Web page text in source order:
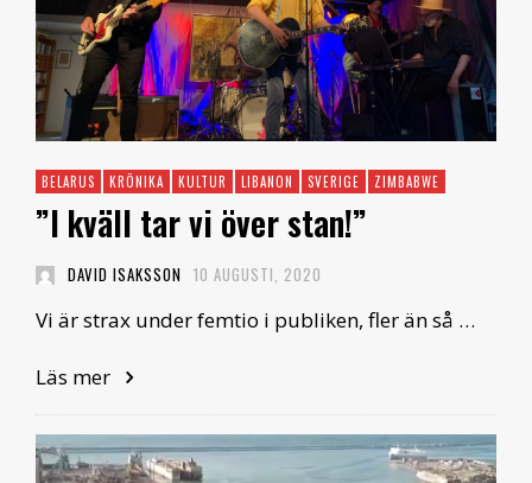
BELARUS KRÖNIKA KULTUR LIBANON SVERIGE ZIMBABWE
”I kväll tar vi över stan!”
DAVID ISAKSSON 10 AUGUSTI, 2020
Vi är strax under femtio i publiken, fler än så …
Läs mer